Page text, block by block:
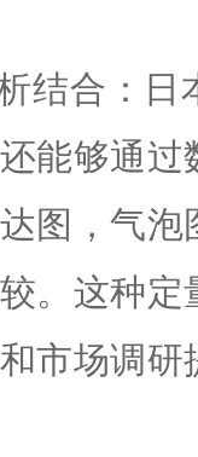
结合：日
能够通
图，气
。这种
市场调